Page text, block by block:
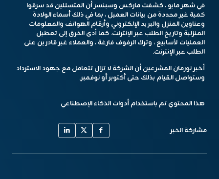
في شهر مايو ، كشفت ماركس وسبنسر أن المتسللين قد سرقوا
كمية غير محددة من بيانات العميل ، بما في ذلك أسماء الولادة
وعناوين المنزل والبريد الإلكتروني وأرقام الهواتف والمعلومات
المنزلية وتاريخ الطلب عبر الإنترنت. كما أدى الخرق إلى تعطيل
العمليات لأسابيع ، وترك الرفوف فارغة ، والعملاء غير قادرين على
الطلب عبر الإنترنت.
أخبر نورمان المشرعين أن الشركة لا تزال تتعامل مع جهود الاسترداد
وستواصل القيام بذلك حتى أكتوبر أو نوفمبر.
هذا المحتوي تم باستخدام أدوات الذكاء الإصطناعي
مشاركة الخبر